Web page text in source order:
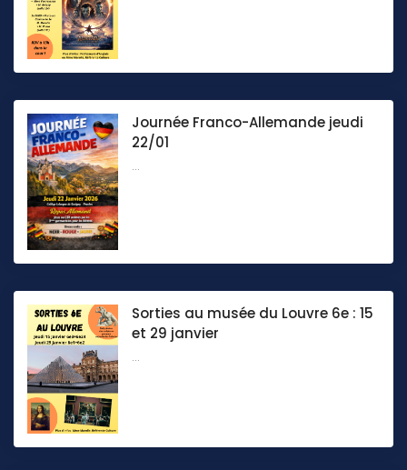
Journée Franco-Allemande jeudi
22/01
...
Sorties au musée du Louvre 6e : 15
et 29 janvier
...